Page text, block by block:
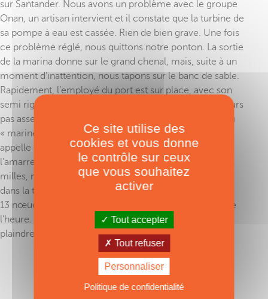
sur Santander. Nous avons un problème avec le groupe
Onan, un artisan intervient et il constate que la turbine de
sa pompe à eau est cassée. Rien de bien grave. Une fois
ce problème réglé, nous quittons notre ponton. La sortie
de la marina donne sur le grand chenal, mais, suite à un
moment d’inattention, nous tapons sur le banc de sable.
Rapidement, l’employé du port est sur place, avec son
semi rigide. Marche avant, marche arrière, mais toujours
pas assez d’eau pour se libérer. J’envoie une amarre au
« marinero », mais celle-ci se prend dans l’hélice. Il
appelle le plongeur du port, rapidement il dégage
l’amarre et nous repartons. Ouf ! Sur ces 500 premiers
milles, notre vitesse moyenne a été de 10 nœuds, sauf
dans la traversée du golfe, où nous avons poussé à
13 nœuds. A 10 nœuds, les moteurs avalent 30 litres de
l’heure. Nous étions prévenus, et il ne faut pas se
plaindre.
Ce site utilise des
cookies et vous donne
le contrôle sur ceux
que vous souhaitez
activer
Tout accepter
Tout refuser
Personnaliser
Politique de confidentialité